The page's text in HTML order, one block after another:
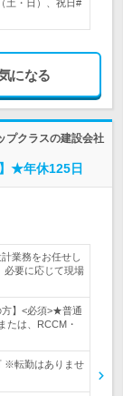
土・日）、祝日#
になる
プクラスの建設会社
★年休125日
業務をお任せし
必要に応じて現場
方】<必須>★普通
たは、RCCM・
※転勤はありませ